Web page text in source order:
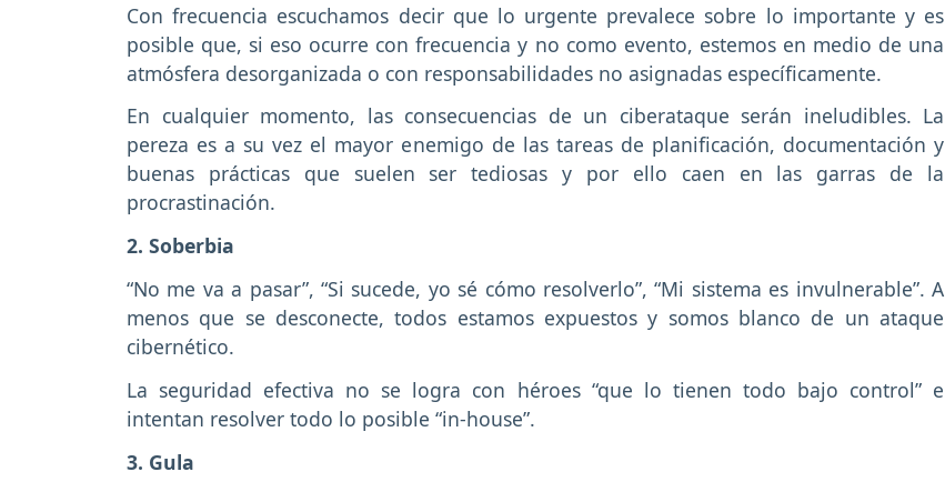
Con frecuencia escuchamos decir que lo urgente prevalece sobre lo importante y es
posible que, si eso ocurre con frecuencia y no como evento, estemos en medio de una
atmósfera desorganizada o con responsabilidades no asignadas específicamente.
En cualquier momento, las consecuencias de un ciberataque serán ineludibles. La
pereza es a su vez el mayor enemigo de las tareas de planificación, documentación y
buenas prácticas que suelen ser tediosas y por ello caen en las garras de la
procrastinación.
2. Soberbia
“No me va a pasar”, “Si sucede, yo sé cómo resolverlo”, “Mi sistema es invulnerable”. A
menos que se desconecte, todos estamos expuestos y somos blanco de un ataque
cibernético.
La seguridad efectiva no se logra con héroes “que lo tienen todo bajo control” e
intentan resolver todo lo posible “in-house”.
3. Gula